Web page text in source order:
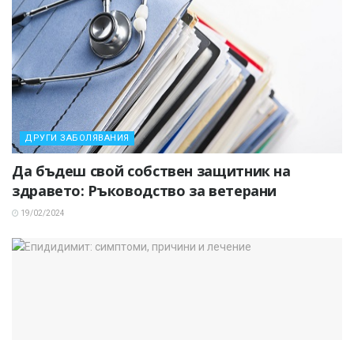
ДРУГИ ЗАБОЛЯВАНИЯ
Да бъдеш свой собствен защитник на
здравето: Ръководство за ветерани
19/02/2024